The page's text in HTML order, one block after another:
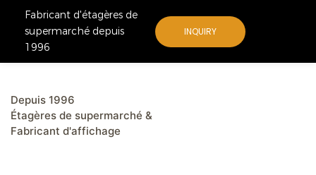
Fabricant d'étagères de
supermarché depuis
1996
INQUIRY
Depuis 1996
Étagères de supermarché &
Fabricant d'affichage